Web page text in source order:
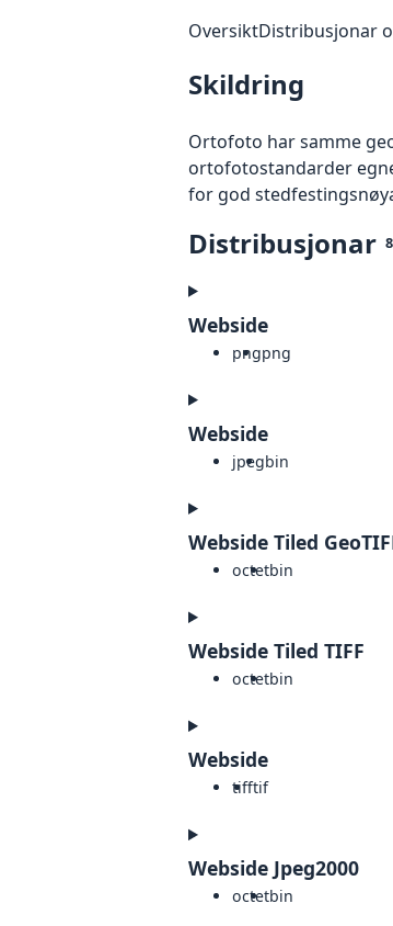
OversiktDistribusjonar
Skildring
Ortofoto har samme
ortofotostandarder
for god
Distribusjonar 8
Webside
pngpng
Webside
jpegbin
Webside Tiled
octetbin
Webside Tiled TIFF
octetbin
Webside
tifftif
Webside Jpeg2000
octetbin